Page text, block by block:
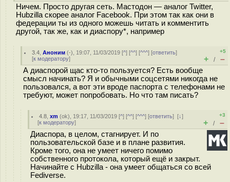
Ничем. Просто другая сеть. Мастодон — аналог Twitter,
Hubzilla скорее аналог Facebook. При этом так как они в
федерации ты из одного можешь читать и комментить
другой, так же, как и диаспору*, например
3.4 ,Аноним (-), 19:07, 11/03/2019 [^] [^^] [^^^] [ответить]
[к модератору]
+5
+ / –
А диаспорой щас кто-то пользуется? Есть вообще
смысл начинать? Я и обычными соцсетями никогда не
пользовался, а вот эти вроде паспорта с телефонами не
требуют, может попробовать. Но что там писать?
4.8 ,xm (ok), 19:17, 11/03/2019 [^] [^^] [^^^] [ответить][↓]
[к модератору]
+3
+ / –
Диаспора, в целом, стагнирует. И по
пользовательской базе и в плане развития.
Кроме того, она не умеет ничего помимо
собственного протокола, который ещё и закрыт.
Начинайте с Hubzilla - она умеет общаться со всей
Fediverse.